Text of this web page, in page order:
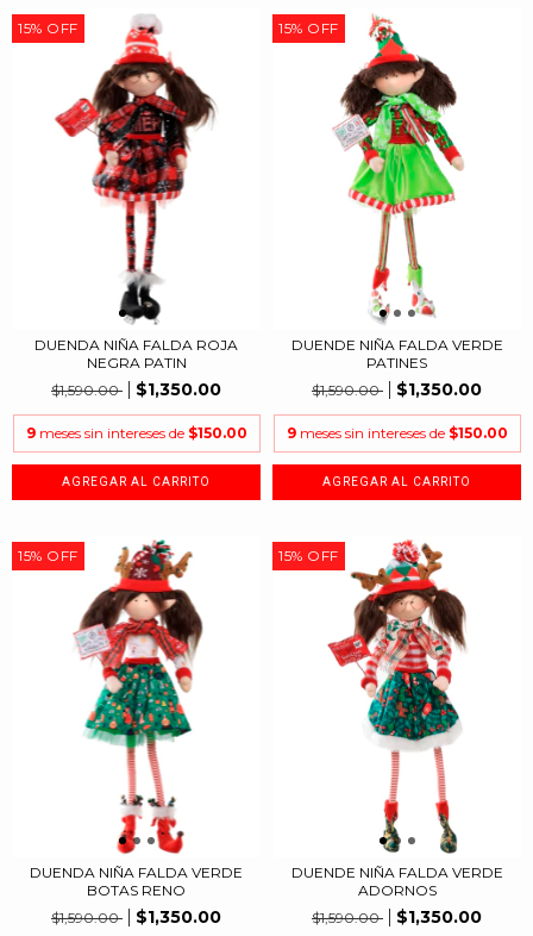
15% OFF
DUENDA NIÑA FALDA ROJA
NEGRA PATIN
$1,590.00
$1,350.00
9 meses sin intereses de $150.00
15% OFF
DUENDE NIÑA FALDA VERDE
PATINES
$1,590.00
$1,350.00
9 meses sin intereses de $150.00
15% OFF
DUENDA NIÑA FALDA VERDE
BOTAS RENO
$1,590.00
$1,350.00
15% OFF
DUENDE NIÑA FALDA VERDE
ADORNOS
$1,590.00
$1,350.00